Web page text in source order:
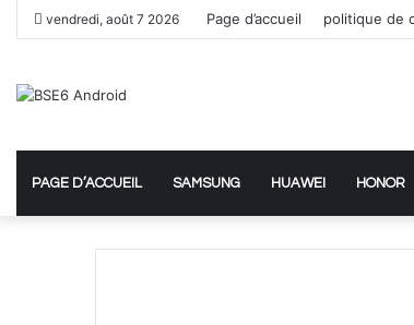
vendredi, août 7 2026 Page d’accueil politique de
PAGE D’ACCUEIL SAMSUNG HUAWEI HONOR